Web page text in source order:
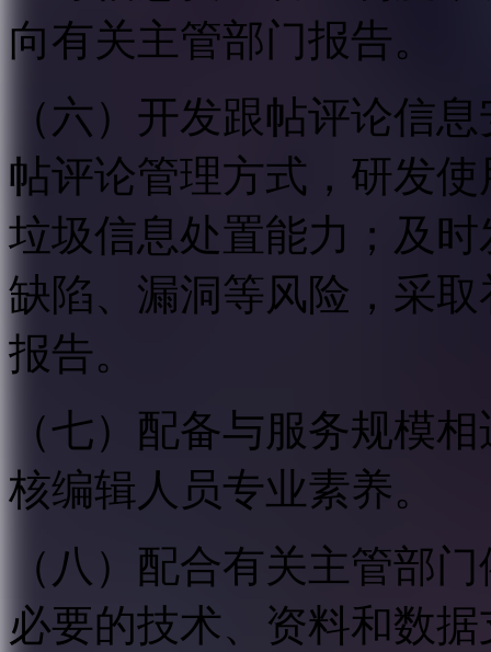
向有关主管部门报告。
（六）开发跟帖评论信
帖评论管理方式，研发
垃圾信息处置能力；及
缺陷、漏洞等风险，采
报告。
（七）配备与服务规模
核编辑人员专业素养。
（八）配合有关主管部
必要的技术、资料和数